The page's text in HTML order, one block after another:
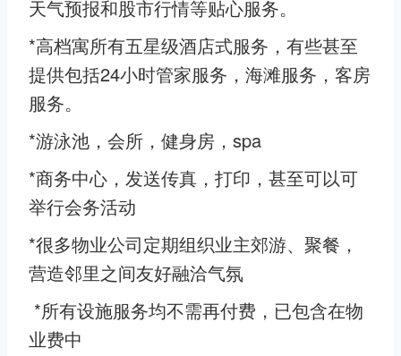
天气预报和股市行情等贴心服务。
*高档寓所有五星级酒店式服务，有些甚至
提供包括24小时管家服务，海滩服务，客房
服务。
*游泳池，会所，健身房，spa
*商务中心，发送传真，打印，甚至可以可
举行会务活动
*很多物业公司定期组织业主郊游、聚餐，
营造邻里之间友好融洽气氛
*所有设施服务均不需再付费，已包含在物
业费中